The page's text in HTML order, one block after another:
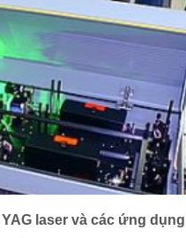
laser và các ứng dụng